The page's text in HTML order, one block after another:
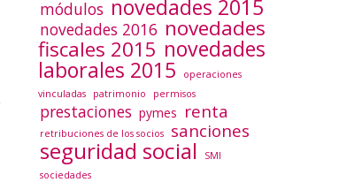
módulos novedades 2015
novedades 2016 novedades
fiscales 2015 novedades
laborales 2015
operaciones
vinculadas
patrimonio permisos
prestaciones pymes renta
retribuciones de los socios sanciones
seguridad social
SMI
sociedades